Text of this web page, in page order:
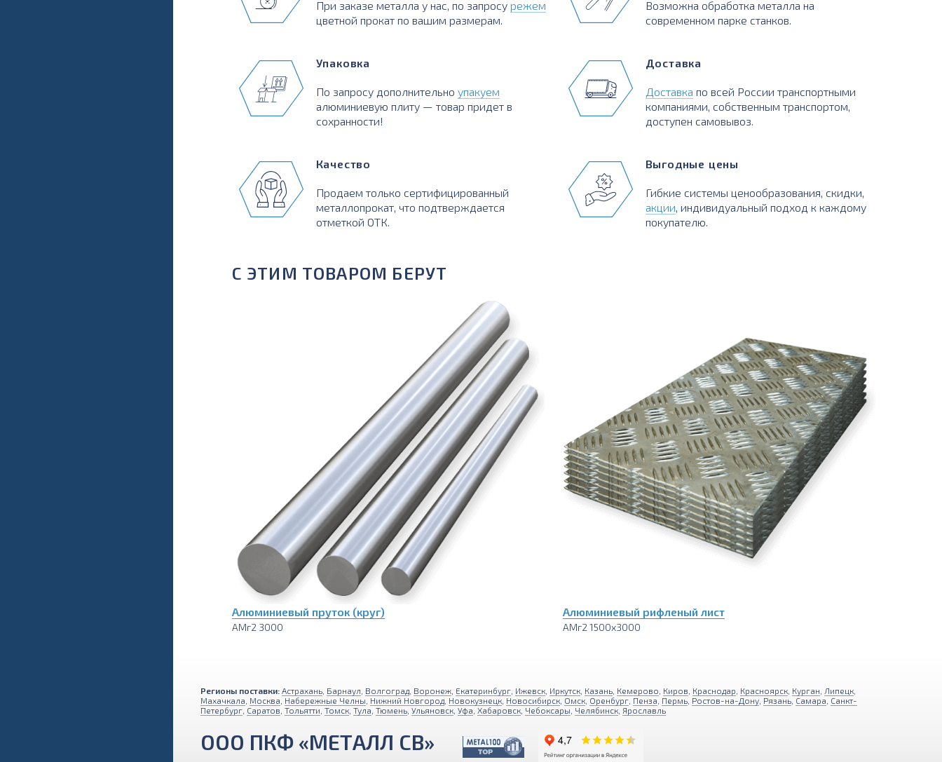
При заказе металла у нас, по запросу режем
цветной прокат по вашим размерам.
Упаковка
По запросу дополнительно упакуем
алюминиевую плиту — товар придет в
сохранности!
Качество
Продаем только сертифицированный
металлопрокат, что подтверждается
отметкой ОТК.
Возможна обработка металла на
современном парке станков.
Доставка
Доставка по всей России транспортными
компаниями, собственным транспортом,
доступен самовывоз.
Выгодные цены
Гибкие системы ценообразования, скидки,
акции, индивидуальный подход к каждому
покупателю.
С ЭТИМ ТОВАРОМ БЕРУТ
Алюминиевый пруток (круг)
АМг2 3000
Алюминиевый рифленый лист
АМг2 1500х3000
Регионы поставки: Астрахань Барнаул Волгоград Воронеж Екатеринбург Ижевск Иркутск Казань Кемерово Киров Краснодар Красноярск Курган Липецк
Махачкала Москва Набережные Челны Нижний Новгород Новокузнецк Новосибирск Омск Оренбург Пенза Пермь Ростов-на-Дону Рязань Самара Санкт-
Петербург Саратов Тольятти Томск Тула Тюмень Ульяновск Уфа Хабаровск Чебоксары Челябинск Ярославль
ООО ПКФ «МЕТАЛЛ СВ»